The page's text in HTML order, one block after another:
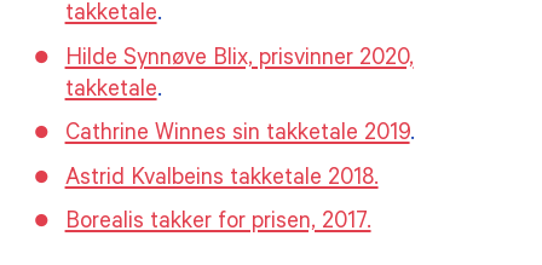
takketale.
Hilde Synnøve Blix, prisvinner 2020,
takketale.
Cathrine Winnes sin takketale 2019.
Astrid Kvalbeins takketale 2018.
Borealis takker for prisen, 2017.